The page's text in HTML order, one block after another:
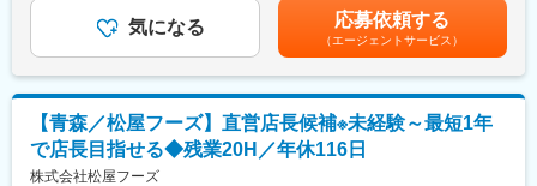
■教育体制/資格サポート：
・品質管理業務未経験でも、OJTにて教育させて頂きます。
「人の生命と財産を守る」という理念のもと、医療装置、消火装
置、呼吸器の研究開発・設計・製造・据付・保守・販売を手がけ
ています。近年は、事業領域を拡大すべく、医療・消火事業に力
をいれています。高圧ガス制御に関する技術力、培われた経験に
る。 賃金はあくまでも目安の金額であり、選考を通じ
て上下する可能性があります。月給(月額)は固定手当を含めた表記
です。
気になる 応募依頼する
（エージェントサービス）
【青森／松屋フーズ】直営店長候補※未経験～最短1年
で店長目指せる◆残業20H／年休116日
株式会社松屋フーズ